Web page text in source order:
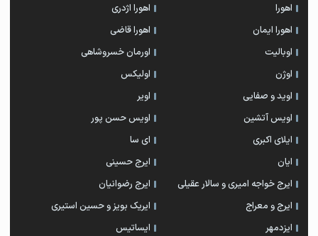
اهورا
اهورا اژدری
اهورا ایمان
اهورا قاضی
اوبالیت
اورمان خسروشاهی
اوژن
اولیکس
اوید و صفایی
اویر
اویس آتشین
اویس حسن پور
ايلاى اكبرى
ای سا
ایان
ایرج حسینی
ایرج خواجه امیری و سالار عقیلی
ایرج رضوانیان
ایرج و معراج
ایریک بویز و حسین استیری
ایزدمهر
ایساتیس